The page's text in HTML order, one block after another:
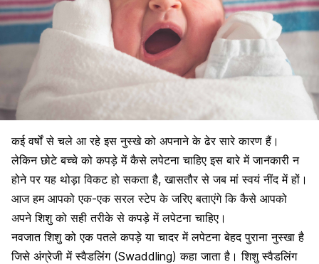
कई वर्षों से चले आ रहे इस नुस्खे को अपनाने के ढेर सारे कारण हैं।
लेकिन छोटे बच्चे को कपड़े में कैसे लपेटना चाहिए इस बारे में जानकारी न
होने पर यह थोड़ा विकट हो सकता है, खासतौर से जब मां स्वयं नींद में हों।
आज हम आपको एक-एक सरल स्टेप के जरिए बताएंगे कि कैसे आपको
अपने शिशु को सही तरीके से कपड़े में लपेटना चाहिए।
नवजात शिशुको एक पतले कपड़े या चादर में लपेटना बेहद पुराना नुस्खा है
जिसे अंग्रेजी में स्वैडलिंग (Swaddling) कहा जाता है। शिशु स्वैडलिंग